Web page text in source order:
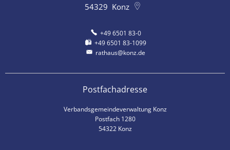
54329 Konz
+49 6501 83-0
+49 6501 83-1099
rathaus@konz.de
Postfachadresse
Verbandsgemeindeverwaltung Konz
Postfach 1280
54322 Konz